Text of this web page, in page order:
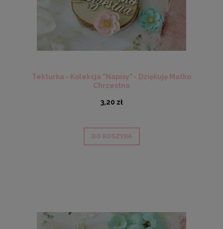
Tekturka - Kolekcja "Napisy" - Dziękuję Matko
Chrzestna
3,20 zł
DO KOSZYKA